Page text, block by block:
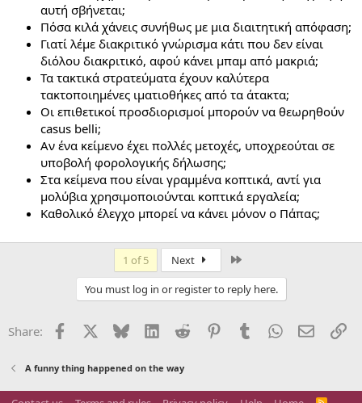
αυτή σβήνεται;
Πόσα κιλά χάνεις συνήθως με μια διαιτητική απόφαση;
Γιατί λέμε διακριτικό γνώρισμα κάτι που δεν είναι
διόλου διακριτικό, αφού κάνει μπαμ από μακριά;
Τα τακτικά στρατεύματα έχουν καλύτερα
τακτοποιημένες ιματιοθήκες από τα άτακτα;
Οι επιθετικοί προσδιορισμοί μπορούν να θεωρηθούν
casus belli;
Αν ένα κείμενο έχει πολλές μετοχές, υποχρεούται σε
υποβολή φορολογικής δήλωσης;
Στα κείμενα που είναι γραμμένα κοπτικά, αντί για
μολύβια χρησιμοποιούνται κοπτικά εργαλεία;
Καθολικό έλεγχο μπορεί να κάνει μόνον ο Πάπας;
1 of 5 Next
You must log in or register to reply here.
Share: Facebook Bluesky LinkedInReddit PinterestTumblrWhatsApp
Email
A funny thing happened on the way